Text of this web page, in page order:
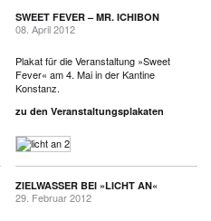
SWEET FEVER – MR. ICHIBON
08. April 2012
Plakat für die Veranstaltung »Sweet
Fever« am 4. Mai in der Kantine
Konstanz.
zu den Veranstaltungsplakaten
ZIELWASSER BEI »LICHT AN«
29. Februar 2012